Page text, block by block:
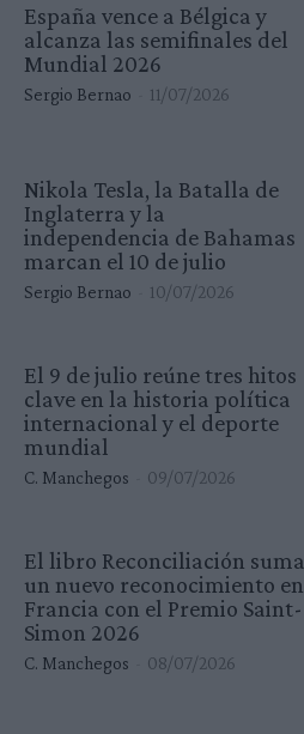
España vence a Bélgica y
alcanza las semifinales del
Mundial 2026
Sergio Bernao 11/07/2026
Nikola Tesla, la Batalla de
Inglaterra y la
independencia de Bahamas
marcan el 10 de julio
Sergio Bernao 10/07/2026
El 9 de julio reúne tres hitos
clave en la historia política
internacional y el deporte
mundial
C. Manchegos 09/07/2026
El libro Reconciliación suma
un nuevo reconocimiento en
Francia con el Premio Saint-
Simon 2026
C. Manchegos 08/07/2026